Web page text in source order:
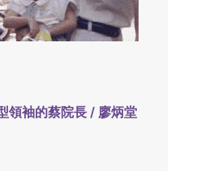
領袖的蔡院長 / 廖炳堂